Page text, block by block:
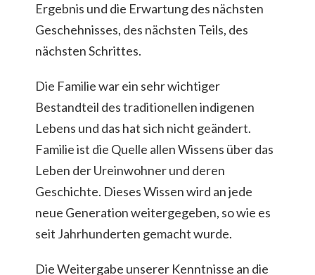
Ergebnis und die Erwartung des nächsten
Geschehnisses, des nächsten Teils, des
nächsten Schrittes.
Die Familie war ein sehr wichtiger
Bestandteil des traditionellen indigenen
Lebens und das hat sich nicht geändert.
Familie ist die Quelle allen Wissens über das
Leben der Ureinwohner und deren
Geschichte. Dieses Wissen wird an jede
neue Generation weitergegeben, so wie es
seit Jahrhunderten gemacht wurde.
Die Weitergabe unserer Kenntnisse an die